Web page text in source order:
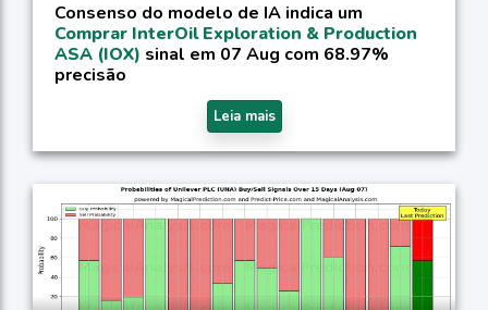
Consenso do modelo de IA indica um
Comprar InterOil Exploration & Production
ASA (IOX) sinal em 07 Aug com 68.97%
precisão
Leia mais